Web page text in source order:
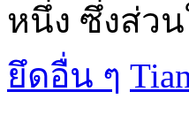
หนึ่ง ซึ่งส่ว
ยึดอื่น ๆ